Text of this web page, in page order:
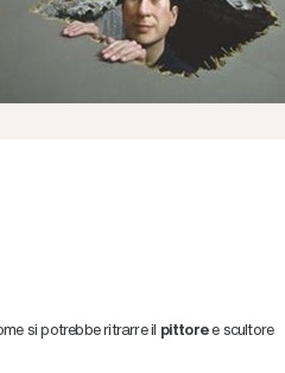
si potrebbe ritrarre il pittoree scultore